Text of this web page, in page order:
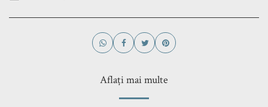
Aflați mai multe